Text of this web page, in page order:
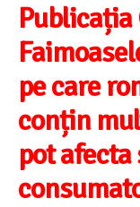
pe care
conțin
pot